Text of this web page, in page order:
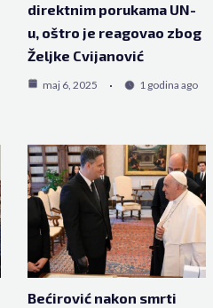
direktnim porukama UN-
u, oštro je reagovao zbog
Željke Cvijanović
maj 6, 2025 1 godina ago
Bećirović nakon smrti